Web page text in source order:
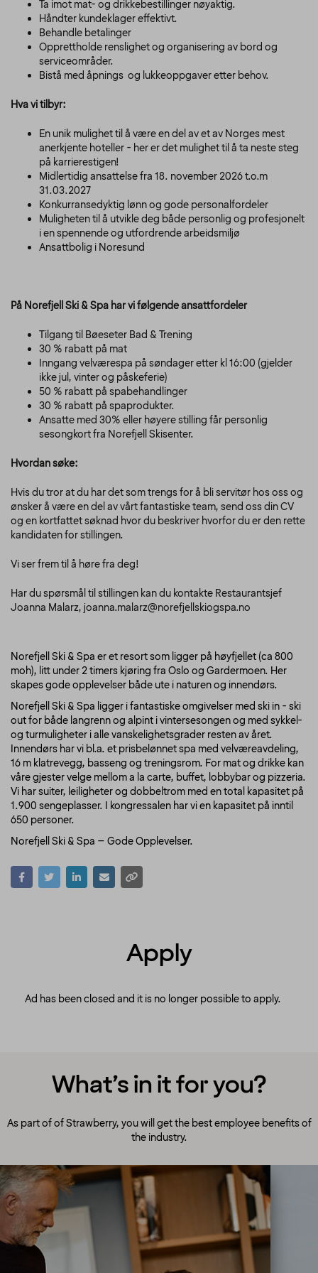
Ta imot mat- og drikkebestillinger nøyaktig.
Håndter kundeklager effektivt.
Behandle betalinger
Opprettholde renslighet og organisering av bord og
serviceområder.
Bistå med åpnings og lukkeoppgaver etter behov.
Hva vi tilbyr:
En unik mulighet til å være en del av et av Norges mest
anerkjente hoteller - her er det mulighet til å ta neste steg
på karrierestigen!
Midlertidig ansattelse fra 18. november 2026 t.o.m
31.03.2027
Konkurransedyktig lønn og gode personalfordeler
Muligheten til å utvikle deg både personlig og profesjonelt
i en spennende og utfordrende arbeidsmiljø
Ansattbolig i Noresund
På Norefjell Ski & Spa har vi følgende ansattfordeler
Tilgang til Bøeseter Bad & Trening
30 % rabatt på mat
Inngang velværespa på søndager etter kl 16:00 (gjelder
ikke jul, vinter og påskeferie)
50 % rabatt på spabehandlinger
30 % rabatt på spaprodukter.
Ansatte med 30% eller høyere stilling får personlig
sesongkort fra Norefjell Skisenter.
Hvordan søke:
Hvis du tror at du har det som trengs for å bli servitør hos oss og
ønsker å være en del av vårt fantastiske team, send oss din CV
og en kortfattet søknad hvor du beskriver hvorfor du er den rette
kandidaten for stillingen.
Vi ser frem til å høre fra deg!
Har du spørsmål til stillingen kan du kontakte Restaurantsjef
Joanna Malarz, joanna.malarz@norefjellskiogspa.no
Norefjell Ski & Spa er et resort som ligger på høyfjellet (ca 800
moh), litt under 2 timers kjøring fra Oslo og Gardermoen. Her
skapes gode opplevelser både ute i naturen og innendørs.
Norefjell Ski & Spa ligger i fantastiske omgivelser med ski in - ski
out for både langrenn og alpint i vintersesongen og med sykkel-
og turmuligheter i alle vanskelighetsgrader resten av året.
Innendørs har vi bl.a. et prisbelønnet spa med velværeavdeling,
16 m klatrevegg, basseng og treningsrom. For mat og drikke kan
våre gjester velge mellom a la carte, buffet, lobbybar og pizzeria.
Vi har suiter, leiligheter og dobbeltrom med en total kapasitet på
1.900 sengeplasser. I kongressalen har vi en kapasitet på inntil
650 personer.
Norefjell Ski & Spa – Gode Opplevelser.
Apply
Ad has been closed and it is no longer possible to apply.
What’s in it for you?
As part of of Strawberry, you will get the best employee benefits of
the industry.